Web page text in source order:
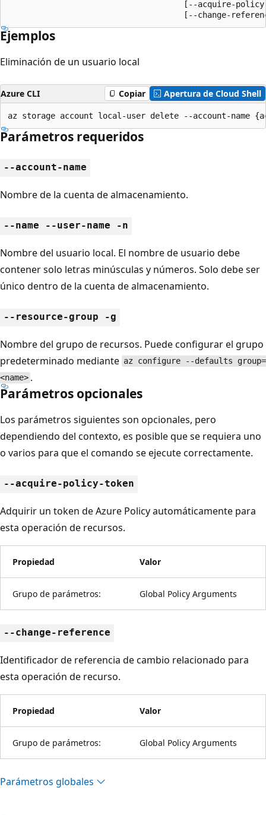
[--acquire-
[--change-
Ejemplos
Eliminación de un usuario local
Azure CLI Copiar Apertura de Cloud Shell
az storage account local-user delete --account-name
Parámetros requeridos
--account-name
Nombre de la cuenta de almacenamiento.
--name --user-name -n
Nombre del usuario local. El nombre de usuario debe
contener solo letras minúsculas y números. Solo debe ser
único dentro de la cuenta de almacenamiento.
--resource-group -g
Nombre del grupo de recursos. Puede configurar el grupo
predeterminado mediante az configure --defaults group=
<name> .
Parámetros opcionales
Los parámetros siguientes son opcionales, pero
dependiendo del contexto, es posible que se requiera uno
o varios para que el comando se ejecute correctamente.
--acquire-policy-token
Adquirir un token de Azure Policy automáticamente para
esta operación de recursos.
Propiedad Valor
Grupo de parámetros: Global Policy Arguments
--change-reference
Identificador de referencia de cambio relacionado para
esta operación de recurso.
Propiedad Valor
Grupo de parámetros: Global Policy Arguments
Parámetros globales